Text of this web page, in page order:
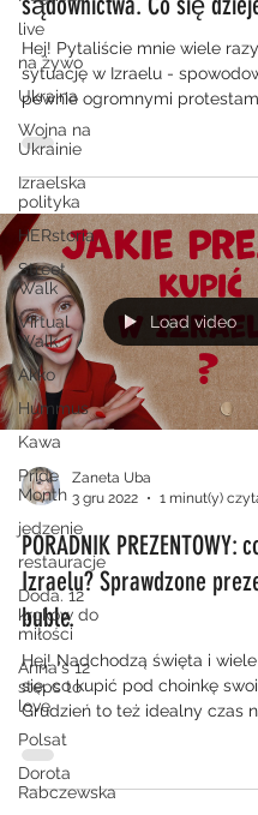
live
na żywo
Ukraina
Wojna na
Ukrainie
Izraelska
polityka
HERstoria
Street
Walk
Virtual
Walk
Akko
Hummus
Kawa
Pride
Month
jedzenie
restauracje
Doda. 12
kroków do
miłości
Anna's 12
steps to
love
Polsat
Dorota
Rabczewska
Hej! Pytaliście mnie wiele
sytuację w Izraelu -
pewnie ogromnymi
które są...
Load video
Zaneta Uba
3 gru 2022
1 minut(y)
PORADNIK PREZENTOWY:
Izraelu? Sprawdzone
buble.
Hej! Nadchodzą święta i wiele
się, co kupić pod choinkę
Grudzień to też idealny czas